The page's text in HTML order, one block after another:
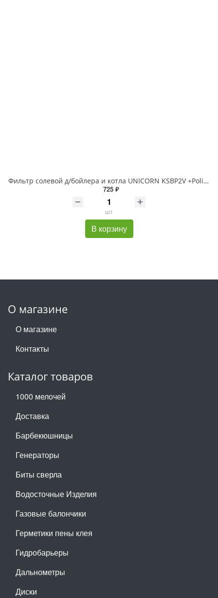
Фильтр солевой д/бойлера и котла UNICORN KSBP2V +Polifos 5
725 ₽
шт
В корзину
О магазине
О магазине
Контакты
Каталог товаров
1000 мелочей
Доставка
Барбекюшницы
Генераторы
Биты сверла
Водосточные Изделия
Газовые балончики
Герметики пены клея
Гидробарьеры
Дальнометры
Диски